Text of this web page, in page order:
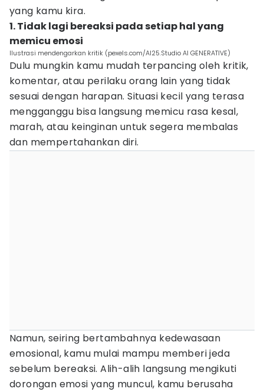
yang kamu kira.
1. Tidak lagi bereaksi pada setiap hal yang
memicu emosi
Ilustrasi mendengarkan kritik (pexels.com/AI25.Studio AI GENERATIVE)
Dulu mungkin kamu mudah terpancing oleh kritik,
komentar, atau perilaku orang lain yang tidak
sesuai dengan harapan. Situasi kecil yang terasa
mengganggu bisa langsung memicu rasa kesal,
marah, atau keinginan untuk segera membalas
dan mempertahankan diri.
Namun, seiring bertambahnya kedewasaan
emosional, kamu mulai mampu memberi jeda
sebelum bereaksi. Alih-alih langsung mengikuti
dorongan emosi yang muncul, kamu berusaha